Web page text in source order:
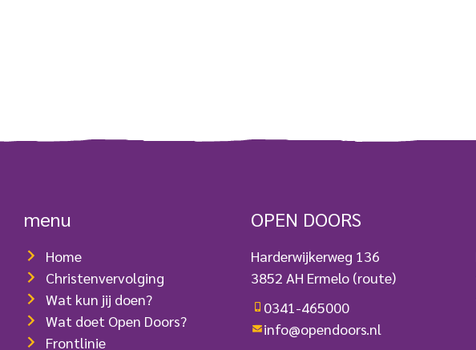
menu
Home
Christenvervolging
Wat kun jij doen?
Wat doet Open Doors?
Frontlinie
OPEN DOORS
Harderwijkerweg 136
3852 AH Ermelo (route)
0341-465000
info@opendoors.nl